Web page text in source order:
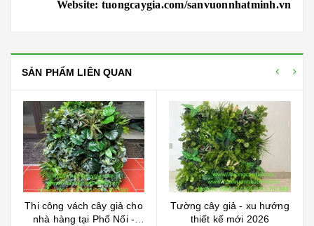
Website: tuongcaygia.com/sanvuonnhatminh.vn
SẢN PHẨM LIÊN QUAN
Thi công vách cây giả cho
nhà hàng tại Phố Nối -
Tường cây giả - xu hướng
thiết kế mới 2026